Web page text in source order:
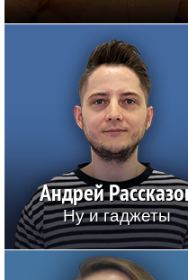
Андрей
Ну и гаджеты